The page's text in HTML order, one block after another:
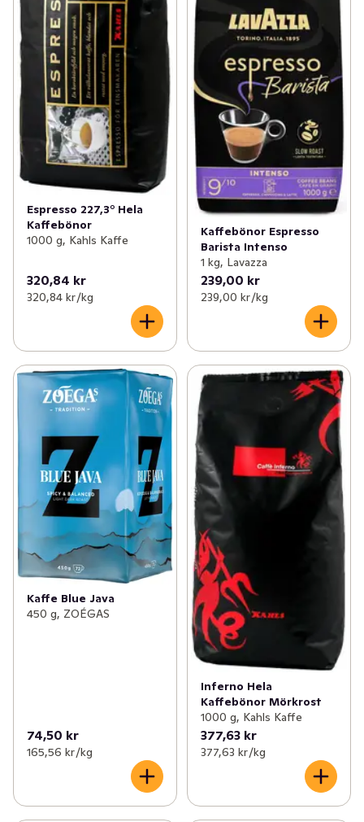
Espresso 227,3° Hela
Kaffebönor
1000 g, Kahls Kaffe
320,84 kr
320,84 kr /kg
Kaffebönor Espresso
Barista Intenso
1 kg, Lavazza
239,00 kr
239,00 kr /kg
Kaffe Blue Java
450 g, ZOÉGAS
74,50 kr
165,56 kr /kg
Inferno Hela
Kaffebönor Mörkrost
1000 g, Kahls Kaffe
377,63 kr
377,63 kr /kg